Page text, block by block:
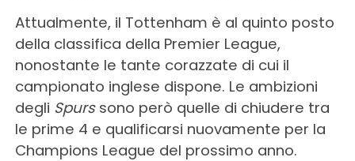
Attualmente, il Tottenham è al quinto posto
della classifica della Premier League,
nonostante le tante corazzate di cui il
campionato inglese dispone. Le ambizioni
degli Spurssono però quelle di chiudere tra
le prime 4 e qualificarsi nuovamente per la
Champions League del prossimo anno.